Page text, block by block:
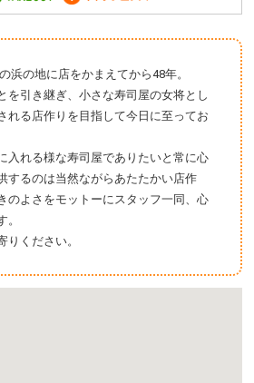
浜の地に店をかまえてから48年。
を引き継ぎ、小さな寿司屋の女将とし
れる店作りを目指して今日に至ってお
入れる様な寿司屋でありたいと常に心
するのは当然ながらあたたかい店作
のよさをモットーにスタッフ一同、心
りください。